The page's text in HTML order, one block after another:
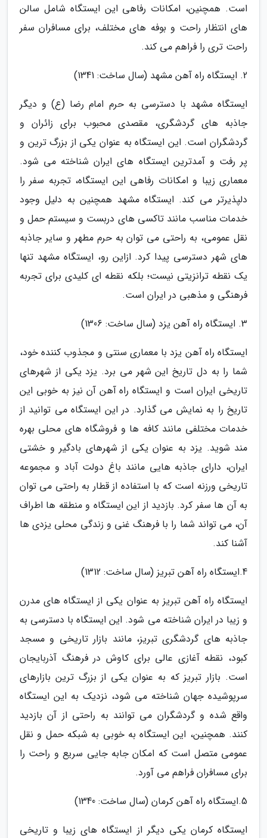
است. همچنین، امکانات رفاهی این ایستگاه شامل سالن
های انتظار راحت و بوفه های مختلف، برای مسافران سفر
راحت تری را فراهم می کند.
2. ایستگاه راه آهن مشهد (سال ساخت: 1341)
ایستگاه مشهد با دسترسی به حرم امام رضا (ع) و دیگر
جاذبه های گردشگری، مقصدی محبوب برای زائران و
گردشگران است. این ایستگاه به عنوان یکی از بزرگ ترین و
پر رفت و آمدترین ایستگاه های ایران شناخته می شود.
معماری زیبا و امکانات رفاهی این ایستگاه، تجربه سفر را
دلپذیرتر می کند. ایستگاه مشهد همچنین به دلیل وجود
خدمات مناسب مانند تاکسی های دربست و سیستم حمل و
نقل عمومی، به راحتی می توان به حرم مطهر و سایر جاذبه
های شهر دسترسی پیدا کرد. ازاین رو، ایستگاه مشهد تنها
یک نقطه ترانزیتی نیست؛ بلکه نقطه ای کلیدی برای تجربه
فرهنگی و مذهبی در ایران است.
3. ایستگاه راه آهن یزد (سال ساخت: 1306)
ایستگاه راه آهن یزد با معماری سنتی و مجذوب کننده خود،
شما را به دل تاریخ این شهر می برد. یزد یکی از شهرهای
تاریخی ایران است و ایستگاه راه آهن آن نیز به خوبی این
تاریخ را به نمایش می گذارد. در این ایستگاه می توانید از
خدمات مختلفی مانند کافه ها و فروشگاه های محلی بهره
مند شوید. یزد به عنوان یکی از شهرهای بادگیر و خشتی
ایران، دارای جاذبه هایی مانند باغ دولت آباد و مجموعه
تاریخی ورزنه است که با استفاده از قطار به راحتی می توان
به آن ها سفر کرد. بازدید از این ایستگاه و منطقه ها اطراف
آن، می تواند شما را با فرهنگ غنی و زندگی محلی یزدی ها
آشنا کند.
4.ایستگاه راه آهن تبریز (سال ساخت: 1312)
ایستگاه راه آهن تبریز به عنوان یکی از ایستگاه های مدرن
و زیبا در ایران شناخته می شود. این ایستگاه با دسترسی به
جاذبه های گردشگری تبریز، مانند بازار تاریخی و مسجد
کبود، نقطه آغازی عالی برای کاوش در فرهنگ آذربایجان
است. بازار تبریز که به عنوان یکی از بزرگ ترین بازارهای
سرپوشیده جهان شناخته می شود، نزدیک به این ایستگاه
واقع شده و گردشگران می توانند به راحتی از آن بازدید
کنند. همچنین، این ایستگاه به خوبی به شبکه حمل و نقل
عمومی متصل است که امکان جابه جایی سریع و راحت را
برای مسافران فراهم می آورد.
5.ایستگاه راه آهن کرمان (سال ساخت: 1340)
ایستگاه کرمان یکی دیگر از ایستگاه های زیبا و تاریخی